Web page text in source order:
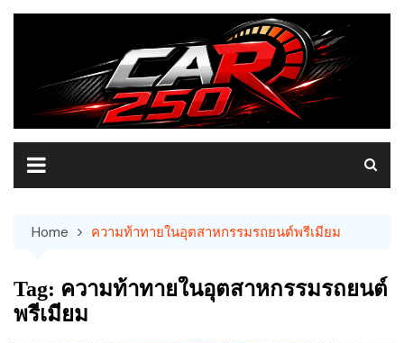
Skip
Home ความท้าทายในอุตสาหกรรมรถยนต์พรีเมียม
Tag: ความท้าทายในอุตสาหกรรมรถยนต์
พรีเมียม